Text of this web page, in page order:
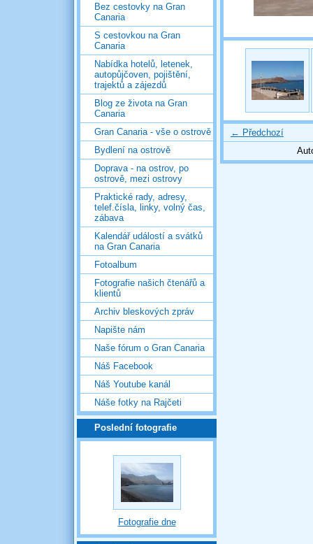
Bez cestovky na Gran
Canaria
S cestovkou na Gran
Canaria
Nabídka hotelů, letenek,
autopůjčoven, pojištění,
trajektů a zájezdů
Blog ze života na Gran
Canaria
Gran Canaria - vše o ostrově
Bydlení na ostrově
Doprava - na ostrov, po
ostrově, mezi ostrovy
Praktické rady, adresy,
telef.čísla, linky, volný čas,
zábava
Kalendář událostí a svátků
na Gran Canaria
Fotoalbum
Fotografie našich čtenářů a
klientů
Archiv bleskových zpráv
Napište nám
Naše fórum o Gran Canaria
Náš Facebook
Náš Youtube kanál
Náše fotky na Rajčeti
Poslední fotografie
Fotografie dne
← Předchozí